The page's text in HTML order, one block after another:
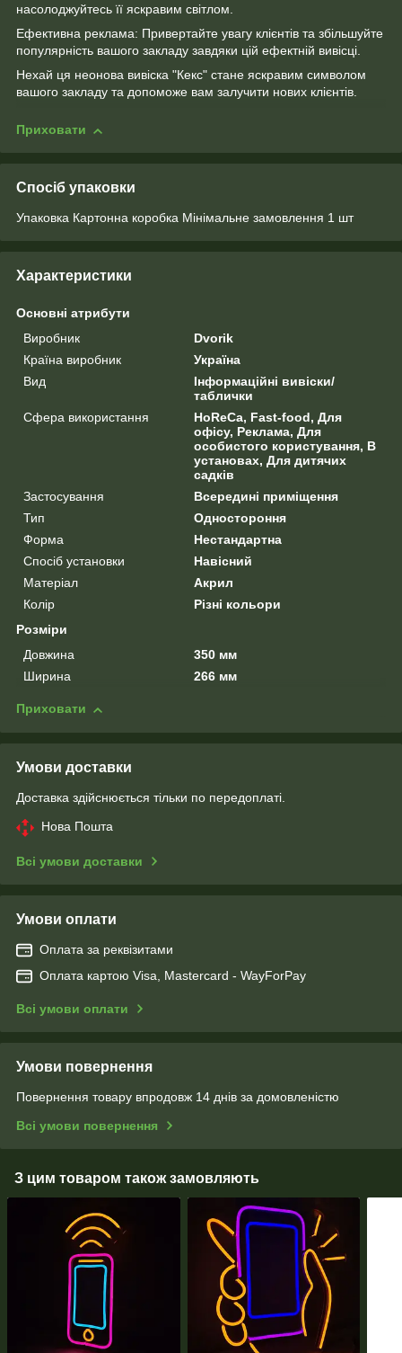
насолоджуйтесь її яскравим світлом.
Ефективна реклама: Привертайте увагу клієнтів та збільшуйте
популярність вашого закладу завдяки цій ефектній вивісці.
Нехай ця неонова вивіска "Кекс" стане яскравим символом
вашого закладу та допоможе вам залучити нових клієнтів.
Приховати
Спосіб упаковки
Упаковка Картонна коробка Мінімальне замовлення 1 шт
Характеристики
Основні атрибути
Виробник
Dvorik
Країна виробник
Україна
Вид
Інформаційні вивіски/
таблички
Сфера використання
HoReCa, Fast-food, Для
офісу, Реклама, Для
особистого користування, В
установах, Для дитячих
садків
Застосування
Всередині приміщення
Тип
Одностороння
Форма
Нестандартна
Спосіб установки
Навісний
Матеріал
Акрил
Колір
Різні кольори
Розміри
Довжина
350 мм
Ширина
266 мм
Приховати
Умови доставки
Доставка здійснюється тільки по передоплаті.
Нова Пошта
Всі умови доставки
Умови оплати
Оплата за реквізитами
Оплата картою Visa, Mastercard - WayForPay
Всі умови оплати
Умови повернення
Повернення товару впродовж 14 днів за домовленістю
Всі умови повернення
З цим товаром також замовляють